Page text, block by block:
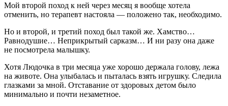
Мой второй поход к ней через месяц я вообще хотела
отменить, но терапевт настояла — положено так, необходимо.
Но и второй, и третий поход был такой же. Хамство…
Равнодушие… Неприкрытый сарказм… И ни разу она даже
не посмотрела малышку.
Хотя Людочка в три месяца уже хорошо держала голову, лежа
на животе. Она улыбалась и пыталась взять игрушку. Следила
глазками за мной. Отставание от здоровых детом было
минимально и почти незаметное.